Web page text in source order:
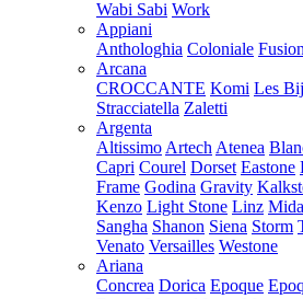
Wabi Sabi Work
Appiani
Anthologhia Coloniale Fusion
Arcana
CROCCANTE Komi Les
Stracciatella Zaletti
Argenta
Altissimo Artech Atenea
Capri Courel Dorset Eastone
Frame Godina Gravity
Kenzo Light Stone Linz
Sangha Shanon Siena Storm
Venato Versailles Westone
Ariana
Concrea Dorica Epoque